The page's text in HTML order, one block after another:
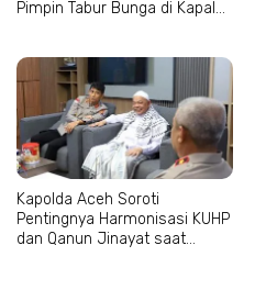
Pimpin Tabur Bunga di Kapal
Kapolda Aceh Soroti
Pentingnya Harmonisasi KUHP
dan Qanun Jinayat saat